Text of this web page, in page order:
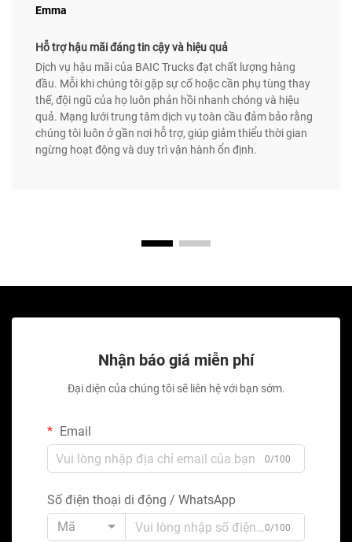
Emma
Hỗ trợ hậu mãi đáng tin cậy và hiệu quả
Dịch vụ hậu mãi của BAIC Trucks đạt chất lượng hàng
đầu. Mỗi khi chúng tôi gặp sự cố hoặc cần phụ tùng thay
thế, đội ngũ của họ luôn phản hồi nhanh chóng và hiệu
quả. Mạng lưới trung tâm dịch vụ toàn cầu đảm bảo rằng
chúng tôi luôn ở gần nơi hỗ trợ, giúp giảm thiểu thời gian
ngừng hoạt động và duy trì vận hành ổn định.
Nhận báo giá miễn phí
Đại diện của chúng tôi sẽ liên hệ với bạn sớm.
Email
0/100
Số điện thoại di động / WhatsApp
Mã
0/100